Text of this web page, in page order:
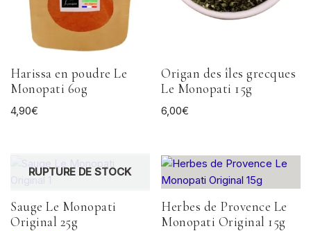
Harissa en poudre Le
Monopati 60g
4,90€
Origan des îles grecques
Le Monopati 15g
6,00€
RUPTURE DE STOCK
Sauge Le Monopati
Original 25g
Herbes de Provence Le
Monopati Original 15g